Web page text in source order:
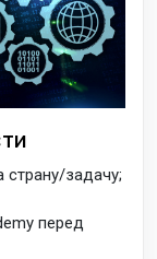
страну/задачу;
перед